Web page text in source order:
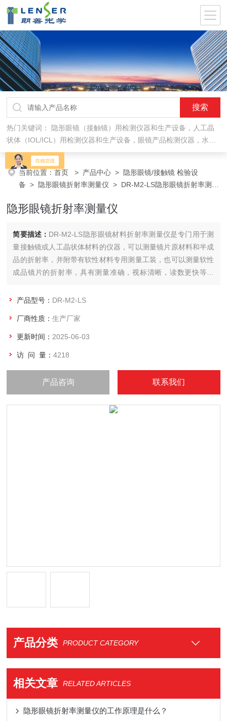
热门关键词： 隐形眼镜（接触镜）用检测仪器和生产设备，人工晶
状体（IOL/ICL）用检测仪器和生产设备，眼镜产品检测仪器，水气
处理环保设备
当前位置：首页 > 产品中心 > 隐形眼镜/接触镜 检验设
备 > 隐形眼镜折射率测量仪 > DR-M2-LS隐形眼镜折射率测量
隐形眼镜折射率测量仪
简要描述： DR-M2-LS隐形眼镜材料折射率测量仪是专门用于测
量接触镜或人工晶状体材料的仪器，可以测量镜片原材料和半成
品的折射率，并附带有软性材料专用测量工装，也可以测量软性
成品镜片的折射率，具有测量准确，视标清晰，读数更快等特
另配有480nm和644nm可测量镜片的色散系数（阿贝数）。
产品型号： DR-M2-LS
厂商性质：生产厂家
更新时间： 2025-06-03
访 问 量：4218
产品咨询 联系我们
产品分类 PRODUCT CATEGORY
相关文章 RELATED ARTICLES
隐形眼镜折射率测量仪的工作原理是什么？